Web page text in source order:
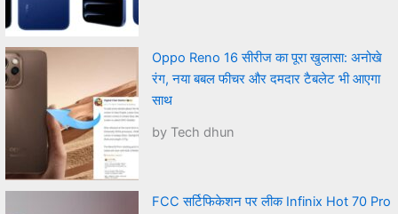
Oppo Reno 16 सीरीज का पूरा खुलासा: अनोखे
रंग, नया बबल फीचर और दमदार टैबलेट भी आएगा
साथ
by Tech dhun
FCC सर्टिफिकेशन पर लीक Infinix Hot 70 Pro